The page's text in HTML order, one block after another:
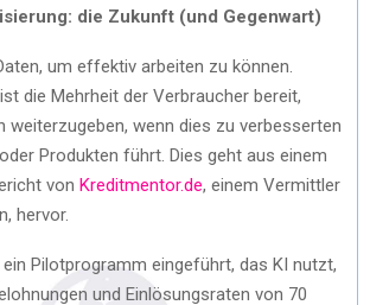
die Zukunft (und Gegenwart)
um effektiv arbeiten zu können.
die Mehrheit der Verbraucher bereit,
weiterzugeben, wenn dies zu verbesserten
Produkten führt. Dies geht aus einem
von Kreditmentor.de, einem Vermittler
hervor.
Pilotprogramm eingeführt, das KI nutzt,
und Einlösungsraten von 70